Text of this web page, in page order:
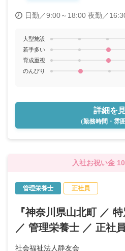
日勤／9:00～18:00 夜勤／
大型施設
若手多い
育成重視
のんびり
詳細を
（勤務時間・雰
入社お祝い金
管理栄養士 正社員
『神奈川県山北町 ／
／ 管理栄養士 ／ 正社
社会福祉法人静友会